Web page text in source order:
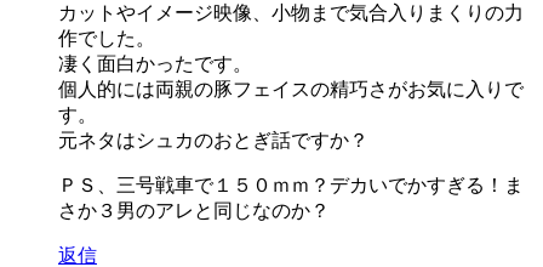
カットやイメージ映像、小物まで気合入りまくりの力
作でした。
凄く面白かったです。
個人的には両親の豚フェイスの精巧さがお気に入りで
す。
元ネタはシュカのおとぎ話ですか？
ＰＳ、三号戦車で１５０ｍｍ？デカいでかすぎる！ま
さか３男のアレと同じなのか？
返信